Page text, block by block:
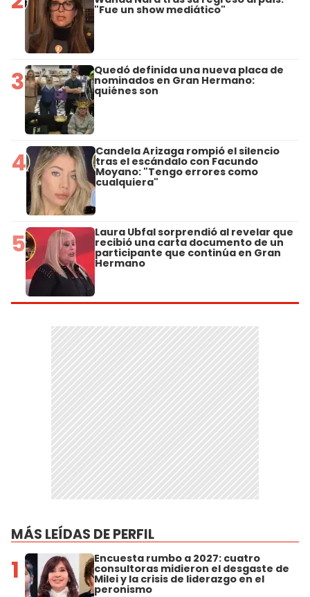
"Fue un show mediático"
3 Quedó definida una nueva placa de
nominados en Gran Hermano:
quiénes son
4 Candela Arizaga rompió el silencio
tras el escándalo con Facundo
Moyano: "Tengo errores como
cualquiera"
5 Laura Ubfal sorprendió al revelar que
recibió una carta documento de un
participante que continúa en Gran
Hermano
MÁS LEÍDAS DE PERFIL
1 Encuesta rumbo a 2027: cuatro
consultoras midieron el desgaste de
Milei y la crisis de liderazgo en el
peronismo